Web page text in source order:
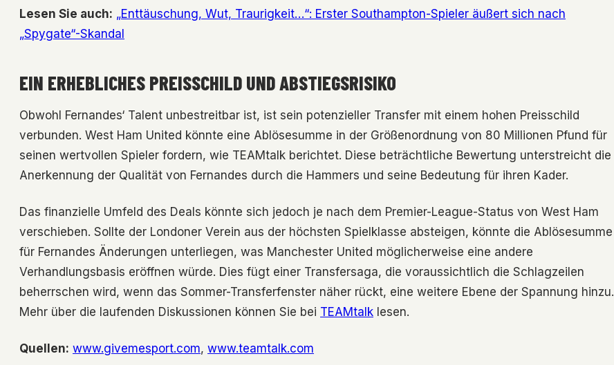
Lesen Sie auch: „Enttäuschung, Wut, Traurigkeit…“: Erster Southampton-Spieler äußert sich nach
„Spygate“-Skandal
EIN ERHEBLICHES PREISSCHILD UND ABSTIEGSRISIKO
Obwohl Fernandes‘ Talent unbestreitbar ist, ist sein potenzieller Transfer mit einem hohen Preisschild
verbunden. West Ham United könnte eine Ablösesumme in der Größenordnung von 80 Millionen Pfund für
seinen wertvollen Spieler fordern, wie TEAMtalk berichtet. Diese beträchtliche Bewertung unterstreicht die
Anerkennung der Qualität von Fernandes durch die Hammers und seine Bedeutung für ihren Kader.
Das finanzielle Umfeld des Deals könnte sich jedoch je nach dem Premier-League-Status von West Ham
verschieben. Sollte der Londoner Verein aus der höchsten Spielklasse absteigen, könnte die Ablösesumme
für Fernandes Änderungen unterliegen, was Manchester United möglicherweise eine andere
Verhandlungsbasis eröffnen würde. Dies fügt einer Transfersaga, die voraussichtlich die Schlagzeilen
beherrschen wird, wenn das Sommer-Transferfenster näher rückt, eine weitere Ebene der Spannung hinzu.
Mehr über die laufenden Diskussionen können Sie bei TEAMtalk lesen.
Quellen: www.givemesport.com, www.teamtalk.com